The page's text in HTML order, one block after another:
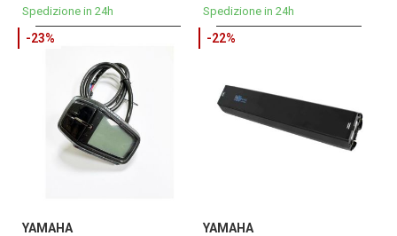
Spedizione in 24h Spedizione in 24h
-23%
YAMAHA
-22%
YAMAHA